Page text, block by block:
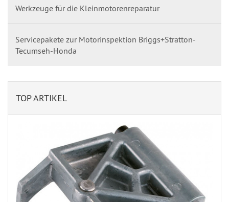
Werkzeuge für die Kleinmotorenreparatur
Servicepakete zur Motorinspektion Briggs+Stratton-
Tecumseh-Honda
TOP ARTIKEL